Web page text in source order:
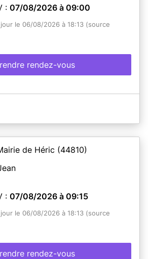
: 07/08/2026 à 09:00
le 06/08/2026 à 18:13 (source
rendez-vous
de Héric (44810)
: 07/08/2026 à 09:15
le 06/08/2026 à 18:13 (source
rendez-vous